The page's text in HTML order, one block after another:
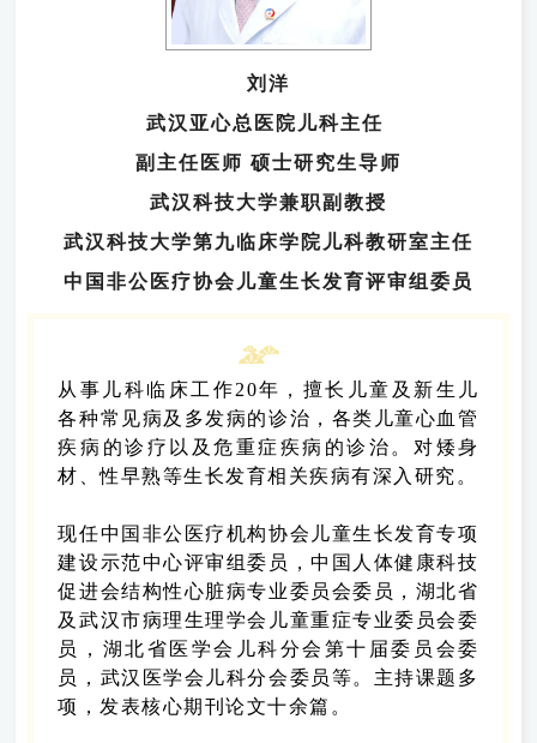
刘洋
武汉亚心总医院儿科主任
副主任医师 硕士研究生导师
武汉科技大学兼职副教授
武汉科技大学第九临床学院儿科教研室主任
中国非公医疗协会儿童生长发育评审组委员
从事儿科临床工作20年，擅长儿童及新生儿
各种常见病及多发病的诊治，各类儿童心血管
疾病的诊疗以及危重症疾病的诊治。对矮身
材、性早熟等生长发育相关疾病有深入研究。
现任中国非公医疗机构协会儿童生长发育专项
建设示范中心评审组委员，中国人体健康科技
促进会结构性心脏病专业委员会委员，湖北省
及武汉市病理生理学会儿童重症专业委员会委
员，湖北省医学会儿科分会第十届委员会委
员，武汉医学会儿科分会委员等。主持课题多
项，发表核心期刊论文十余篇。